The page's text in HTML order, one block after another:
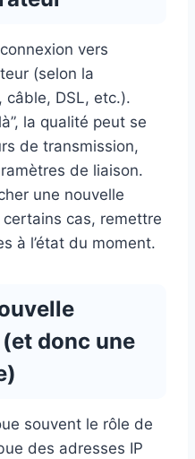
vers
(selon la
DSL, etc.).
la qualité peut se
de transmission,
de liaison.
une nouvelle
cas, remettre
à l’état du moment.
donc une
souvent le rôle de
des adresses IP